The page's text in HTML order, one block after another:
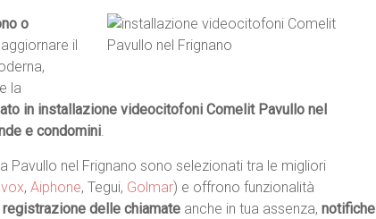
o
il
la
in installazione videocitofoni Comelit Pavullo nel
e condomini.
Pavullo nel Frignano sono selezionati tra le migliori
, Aiphone, Tegui, Golmar) e offrono funzionalità
registrazione delle chiamate anche in tua assenza, notifiche